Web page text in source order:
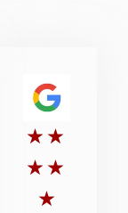
★ ★
★ ★
★
評
分